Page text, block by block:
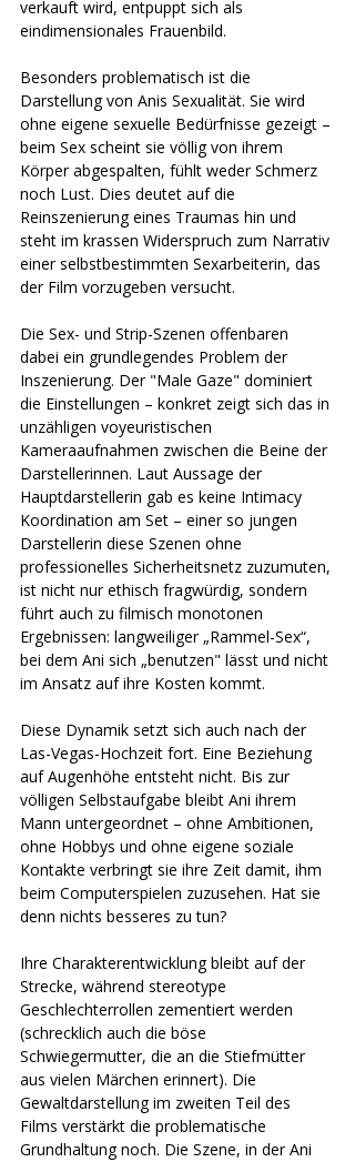
verkauft wird, entpuppt sich als
eindimensionales Frauenbild.
Besonders problematisch ist die
Darstellung von Anis Sexualität. Sie wird
ohne eigene sexuelle Bedürfnisse gezeigt –
beim Sex scheint sie völlig von ihrem
Körper abgespalten, fühlt weder Schmerz
noch Lust. Dies deutet auf die
Reinszenierung eines Traumas hin und
steht im krassen Widerspruch zum Narrativ
einer selbstbestimmten Sexarbeiterin, das
der Film vorzugeben versucht.
Die Sex- und Strip-Szenen offenbaren
dabei ein grundlegendes Problem der
Inszenierung. Der "Male Gaze" dominiert
die Einstellungen – konkret zeigt sich das in
unzähligen voyeuristischen
Kameraaufnahmen zwischen die Beine der
Darstellerinnen. Laut Aussage der
Hauptdarstellerin gab es keine Intimacy
Koordination am Set – einer so jungen
Darstellerin diese Szenen ohne
professionelles Sicherheitsnetz zuzumuten,
ist nicht nur ethisch fragwürdig, sondern
führt auch zu filmisch monotonen
Ergebnissen: langweiliger „Rammel-Sex“,
bei dem Ani sich „benutzen" lässt und nicht
im Ansatz auf ihre Kosten kommt.
Diese Dynamik setzt sich auch nach der
Las-Vegas-Hochzeit fort. Eine Beziehung
auf Augenhöhe entsteht nicht. Bis zur
völligen Selbstaufgabe bleibt Ani ihrem
Mann untergeordnet – ohne Ambitionen,
ohne Hobbys und ohne eigene soziale
Kontakte verbringt sie ihre Zeit damit, ihm
beim Computerspielen zuzusehen. Hat sie
denn nichts besseres zu tun?
Ihre Charakterentwicklung bleibt auf der
Strecke, während stereotype
Geschlechterrollen zementiert werden
(schrecklich auch die böse
Schwiegermutter, die an die Stiefmütter
aus vielen Märchen erinnert). Die
Gewaltdarstellung im zweiten Teil des
Films verstärkt die problematische
Grundhaltung noch. Die Szene, in der Ani